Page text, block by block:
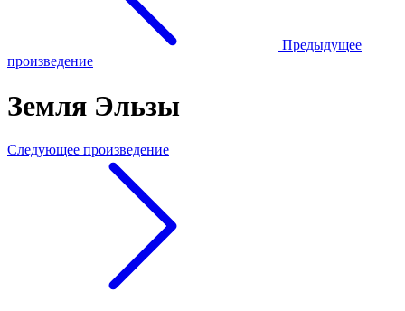
Предыдущее
произведение
Земля Эльзы
Следующее произведение